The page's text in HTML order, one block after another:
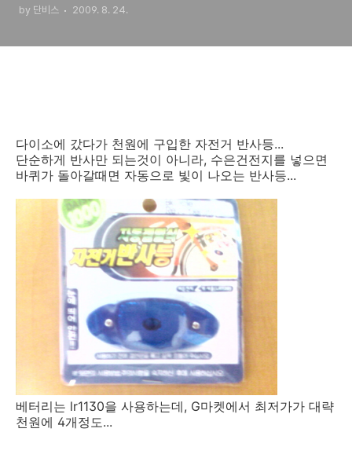
by 단비스 2009. 8. 24.
다이소에 갔다가 천원에 구입한 자전거 반사등...
단순하게 반사만 되는것이 아니라, 수은건전지를 넣으면
바퀴가 돌아갈때면 자동으로 빛이 나오는 반사등...
베터리는 lr1130을 사용하는데, G마켓에서 최저가가 대략
천원에 4개정도...